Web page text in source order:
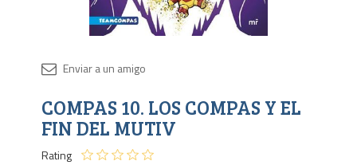
COMPAS 10. LOS COMPAS Y EL
FIN DEL MUTIV
Rating